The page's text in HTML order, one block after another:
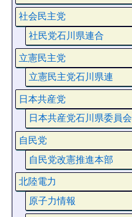
社会民主党
社民党石川県連合
立憲民主党
立憲民主党石川県連
日本共産党
日本共産党石川県委員会
自民党
自民党改憲推進本部
北陸電力
原子力情報